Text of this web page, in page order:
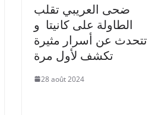
ضحى العريبي تقلب
الطاولة على كانيتا و
تتحدث عن أسرار مثيرة
تكشف لأول مرة
28 août 2024